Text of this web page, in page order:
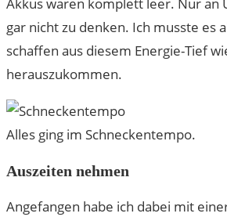
Akkus waren komplett leer. Nur an
gar nicht zu denken. Ich musste es
schaffen aus diesem Energie-Tief
herauszukommen.
Alles ging im Schneckentempo.
Auszeiten nehmen
Angefangen habe ich dabei mit